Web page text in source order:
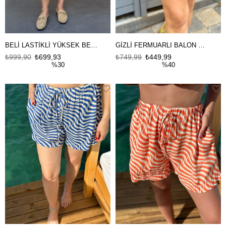
₺699,93
₺999,90
%30
₺449,99
₺749,99
%40